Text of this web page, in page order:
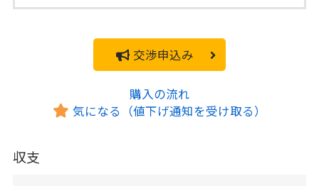
交渉申込み
購入の流れ
気になる（値下げ通知を受け取る）
収支